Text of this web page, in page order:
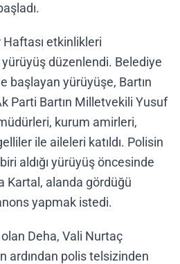
Haftası etkinlikleri
yürüyüş düzenlendi. Belediye
başlayan yürüyüşe, Bartın
Parti Bartın Milletvekili Yusuf
kurum amirleri,
ile aileleri katıldı. Polisin
aldığı yürüyüş öncesinde
Kartal, alanda gördüğü
yapmak istedi.
Deha, Vali Nurtaç
ardından polis telsizinden